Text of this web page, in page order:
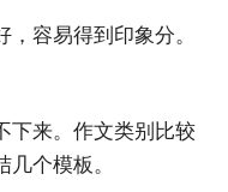
容易得到印象分。
下来。作文类别比较
个模板。